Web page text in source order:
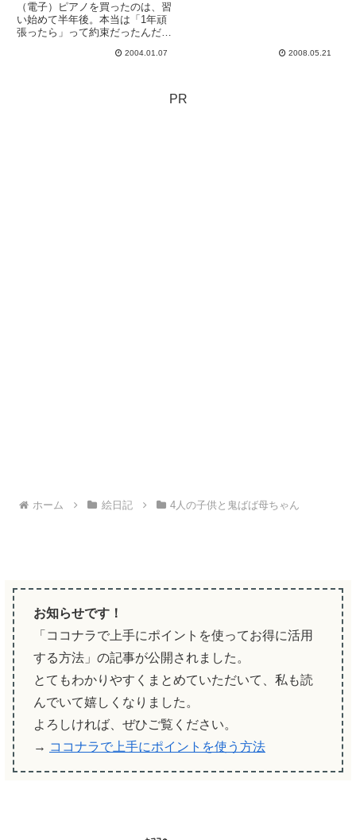
（電子）ピアノを買ったのは、習
い始めて半年後。本当は「1年頑
張ったら」って約束だったんだけ
性ありそな女だし）半年経った誕
2004.01.07 2008.05.21
PR
ホーム 絵日記 4人の子供と鬼ばば母ちゃん
お知らせです！
「ココナラで上手にポイントを使ってお得に活用
する方法」の記事が公開されました。
とてもわかりやすくまとめていただいて、私も読
んでいて嬉しくなりました。
よろしければ、ぜひご覧ください。
→ ココナラで上手にポイントを使う方法